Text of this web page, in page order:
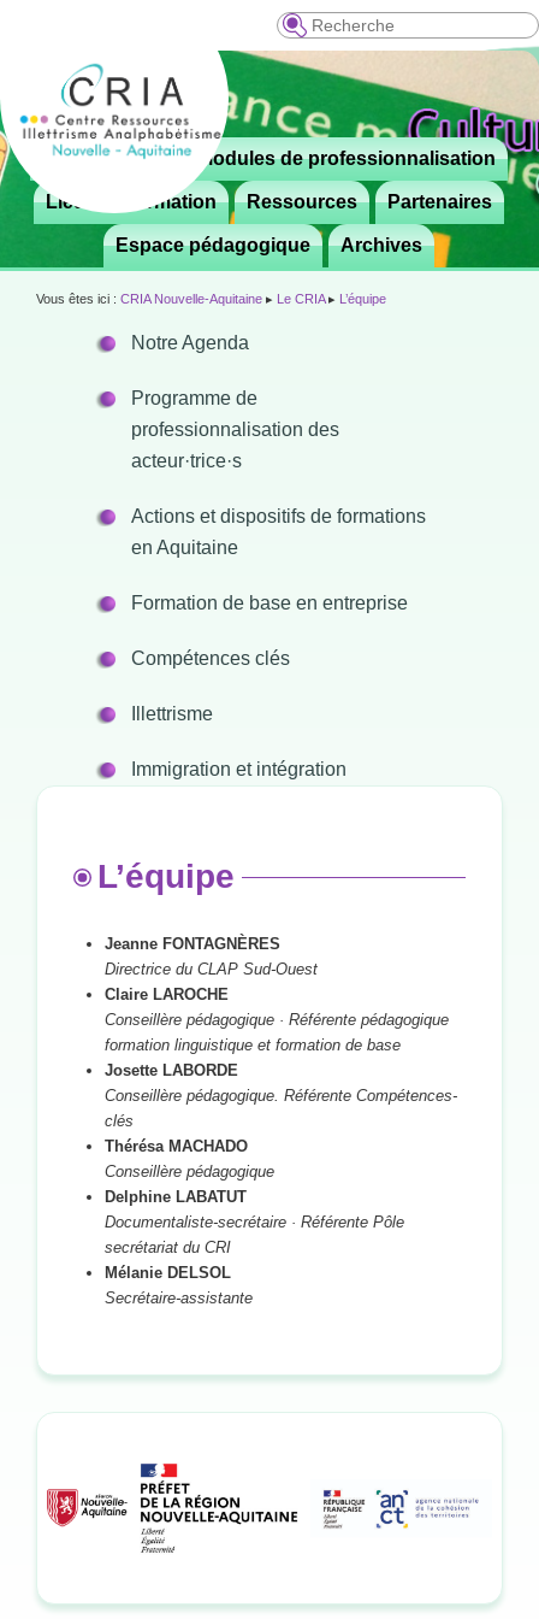
Recherche
Menu
principal
Aller
contenu
principal
 Le CRIA Modules de professionnalisation
Lieux de formation Ressources Partenaires
Espace pédagogique Archives
Vous êtes ici : CRIA Nouvelle-Aquitaine ▸ Le CRIA▸ L’équipe
Notre Agenda
Programme de
professionnalisation des
acteur·trice·s
Actions et dispositifs de formations
en Aquitaine
Formation de base en entreprise
Compétences clés
Illettrisme
Immigration et intégration
L’équipe
Jeanne FONTAGNÈRES
Directrice du CLAP Sud-Ouest
Claire LAROCHE
Conseillère pédagogique · Référente pédagogique
formation linguistique et formation de base
Josette LABORDE
Conseillère pédagogique. Référente Compétences-
clés
Thérésa MACHADO
Conseillère pédagogique
Delphine LABATUT
Documentaliste-secrétaire · Référente Pôle
secrétariat du CRI
Mélanie DELSOL
Secrétaire-assistante